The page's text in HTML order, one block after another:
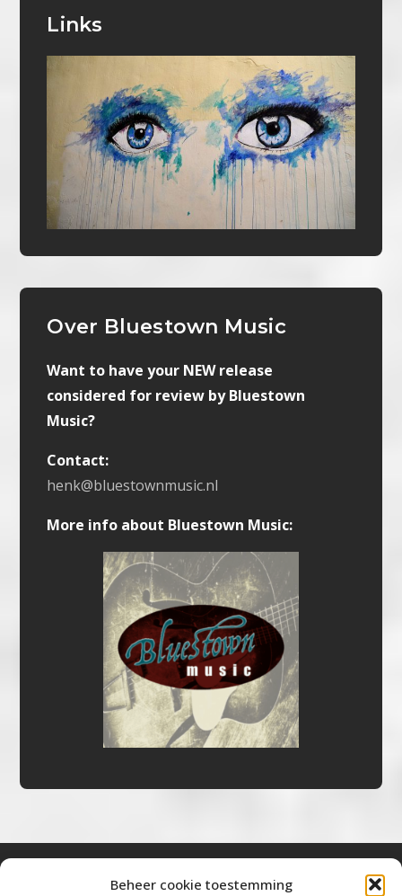
Beheer cookie toestemming
Links
Over Bluestown Music
Want to have your NEW release
considered for review by Bluestown
Music?
Contact:
henk@bluestownmusic.nl
More info about Bluestown Music: